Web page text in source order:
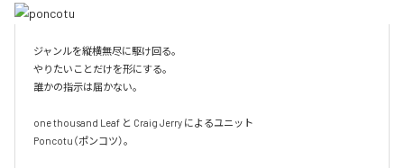
ジャンルを縦横無尽に駆け回る。
やりたいことだけを形にする。
誰かの指示は届かない。
one thousand Leaf と Craig Jerry によるユニット
Poncotu（ポンコツ）。